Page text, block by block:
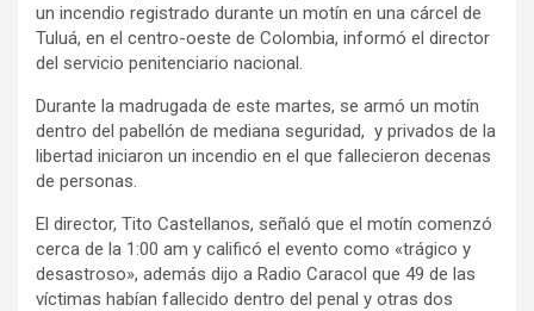
un incendio registrado durante un motín en una cárcel de
Tuluá, en el centro-oeste de Colombia, informó el director
del servicio penitenciario nacional.
Durante la madrugada de este martes, se armó un motín
dentro del pabellón de mediana seguridad, y privados de la
libertad iniciaron un incendio en el que fallecieron decenas
de personas.
El director, Tito Castellanos, señaló que el motín comenzó
cerca de la 1:00 am y calificó el evento como «trágico y
desastroso», además dijo a Radio Caracol que 49 de las
víctimas habían fallecido dentro del penal y otras dos